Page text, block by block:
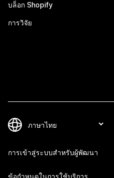
บล็อก Shopify
การวิจัย
การเข้าสู่ระบบสำหรับผู้พัฒนา